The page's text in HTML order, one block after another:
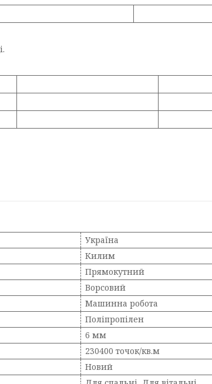
Україна
Килим
Прямокутний
Ворсовий
Машинна робота
Поліпропілен
6 мм
230400 точок/кв.м
Новий